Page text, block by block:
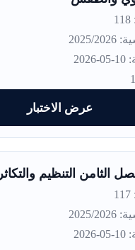
2026
عرض الاختبار
الثامن التنظيم والتكاثر
2026